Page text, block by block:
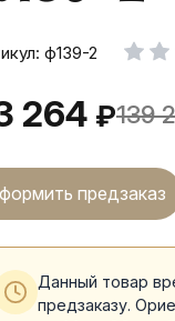
ф139-2
264 ₽139
предзаказ
Данный товар
предзаказу.